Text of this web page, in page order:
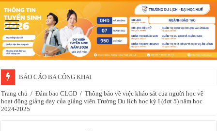
BÁO CÁO BA CÔNG KHAI
Trang chủ / Đảm bảo CLGD / Thông báo về việc khảo sát của người học về
hoạt động giảng dạy của giảng viên Trường Du lịch học kỳ I (đợt 5) năm học
2024-2025